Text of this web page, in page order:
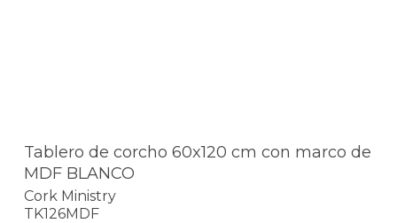
Tablero de corcho 60x120 cm con marco de
MDF BLANCO
Cork Ministry
TK126MDF